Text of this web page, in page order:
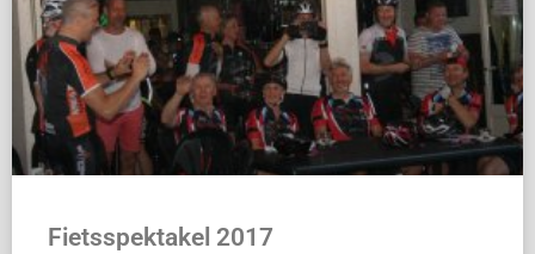
Fietsspektakel 2017